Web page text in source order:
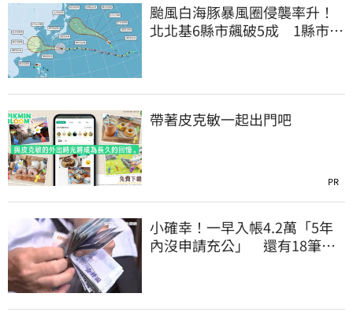
颱風白海豚暴風圈侵襲率升！
北北基6縣市飆破5成 1縣市
帶著皮克敏一起出門吧
PR
小確幸！一早入帳4.2萬「5年
內沒申請充公」 還有18筆錢